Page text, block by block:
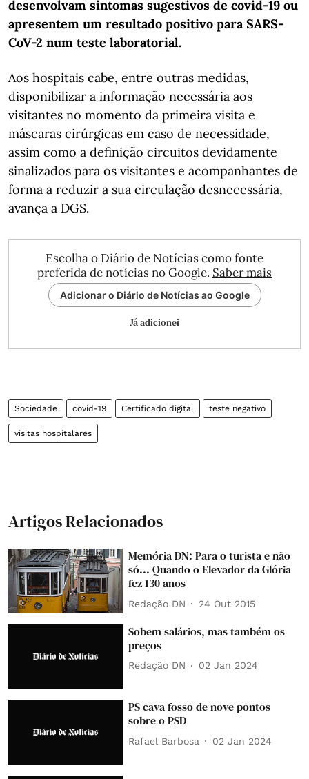
desenvolvam sintomas sugestivos de covid-19 ou
apresentem um resultado positivo para SARS-
CoV-2 num teste laboratorial.
Aos hospitais cabe, entre outras medidas,
disponibilizar a informação necessária aos
visitantes no momento da primeira visita e
máscaras cirúrgicas em caso de necessidade,
assim como a definição circuitos devidamente
sinalizados para os visitantes e acompanhantes de
forma a reduzir a sua circulação desnecessária,
avança a DGS.
Escolha o Diário de Notícias como fonte
preferida de notícias no Google. Saber mais
Adicionar o Diário de Notícias ao Google
Já adicionei
Sociedade covid-19 Certificado digital teste negativo
visitas hospitalares
Artigos Relacionados
Memória DN: Para o turista e não
só... Quando o Elevador da Glória
fez 130 anos
Redação DN 24 Out 2015
Sobem salários, mas também os
preços
Redação DN 02 Jan 2024
PS cava fosso de nove pontos
sobre o PSD
Rafael Barbosa 02 Jan 2024